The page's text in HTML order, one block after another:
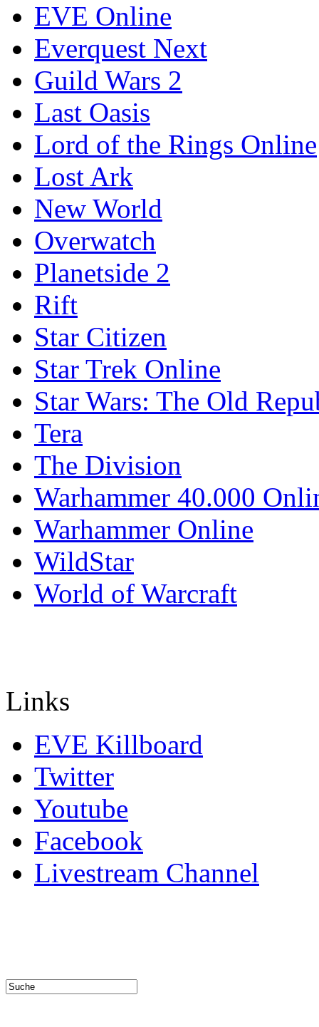
EVE Online
Everquest Next
Guild Wars 2
Last Oasis
Lord of the Rings Online
Lost Ark
New World
Overwatch
Planetside 2
Rift
Star Citizen
Star Trek Online
Star Wars: The Old
Tera
The Division
Warhammer 40.000
Warhammer Online
WildStar
World of Warcraft
Links
EVE Killboard
Twitter
Youtube
Facebook
Livestream Channel